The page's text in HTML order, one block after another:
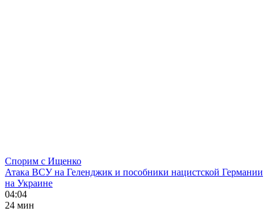
Спорим с Ищенко
Атака ВСУ на Геленджик и пособники нацистской Германии
на Украине
04:04
24 мин